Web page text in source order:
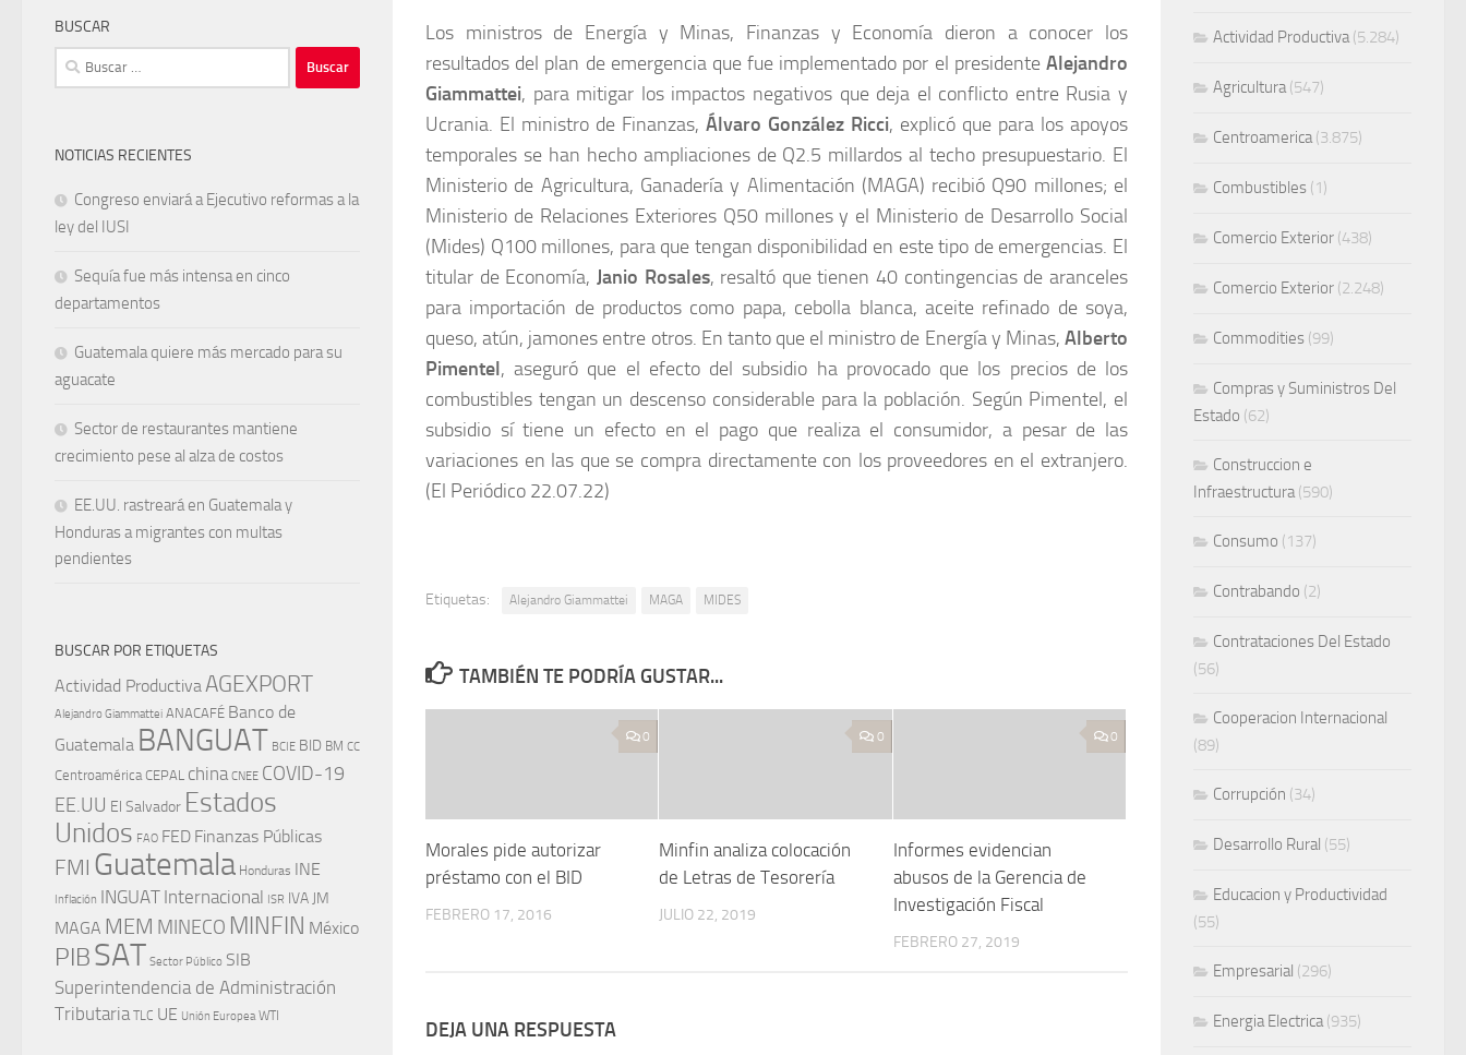
Los ministros de Energía y Minas, Finanzas y Economía dieron a conocer los
resultados del plan de emergencia que fue implementado por el presidente Alejandro
Giammattei, para mitigar los impactos negativos que deja el conflicto entre Rusia y
Ucrania. El ministro de Finanzas, Álvaro González Ricci, explicó que para los apoyos
temporales se han hecho ampliaciones de Q2.5 millardos al techo presupuestario. El
Ministerio de Agricultura, Ganadería y Alimentación (MAGA) recibió Q90 millones; el
Ministerio de Relaciones Exteriores Q50 millones y el Ministerio de Desarrollo Social
(Mides) Q100 millones, para que tengan disponibilidad en este tipo de emergencias. El
titular de Economía, Janio Rosales, resaltó que tienen 40 contingencias de aranceles
para importación de productos como papa, cebolla blanca, aceite refinado de soya,
queso, atún, jamones entre otros. En tanto que el ministro de Energía y Minas, Alberto
Pimentel, aseguró que el efecto del subsidio ha provocado que los precios de los
combustibles tengan un descenso considerable para la población. Según Pimentel, el
subsidio sí tiene un efecto en el pago que realiza el consumidor, a pesar de las
variaciones en las que se compra directamente con los proveedores en el extranjero.
(El Periódico 22.07.22)
Etiquetas: Alejandro Giammattei MAGA MIDES
TAMBIÉN TE PODRÍA GUSTAR...
0
Morales pide autorizar
préstamo con el BID
FEBRERO 17, 2016
0
Minfin analiza colocación
de Letras de Tesorería
JULIO 22, 2019
0
Informes evidencian
abusos de la Gerencia de
Investigación Fiscal
FEBRERO 27, 2019
DEJA UNA RESPUESTA
BUSCAR
Buscar:
NOTICIAS RECIENTES
Congreso enviará a Ejecutivo reformas a la
ley del IUSI
Sequía fue más intensa en cinco
departamentos
Guatemala quiere más mercado para su
aguacate
Sector de restaurantes mantiene
crecimiento pese al alza de costos
EE.UU. rastreará en Guatemala y
Honduras a migrantes con multas
pendientes
BUSCAR POR ETIQUETAS
Actividad Productiva AGEXPORT
Alejandro Giammattei ANACAFÉ Banco de
Guatemala BANGUAT BCIE BID BM CC
Centroamérica CEPAL china CNEE COVID-19
EE.UU El Salvador Estados
Unidos FAO FED Finanzas Públicas
FMI Guatemala Honduras INE
Inflación INGUAT Internacional ISR IVA JM
MAGA MEM MINECO MINFIN México
PIBSAT Sector Público SIB
Superintendencia de Administración
Tributaria TLC UE Unión Europea WTI
Actividad Productiva(5.284)
Agricultura(547)
Centroamerica(3.875)
Combustibles (1)
Comercio Exterior (438)
Comercio Exterior (2.248)
Commodities (99)
Compras y Suministros Del
Estado (62)
Construccion e
Infraestructura(590)
Consumo (137)
Contrabando (2)
Contrataciones Del Estado
(56)
Cooperacion Internacional
(89)
Corrupción (34)
Desarrollo Rural (55)
Educacion y Productividad
(55)
Empresarial (296)
Energia Electrica(935)